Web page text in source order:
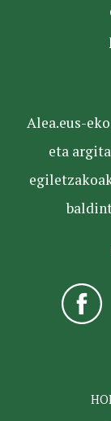
Alea.eus-
eta